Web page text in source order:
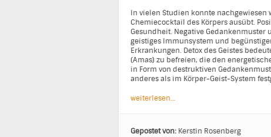
In vielen Studien konnte nachgewiesen
Chemiecocktail des Körpers ausübt.
Gesundheit. Negative
geistiges Immunsystem und
Erkrankungen. Detox des Geistes
(Amas) zu befreien, die den
in Form von destruktiven
anderes als im Körper-Geist-System
weiterlesen…
Gepostet von: Kerstin Rosenberg